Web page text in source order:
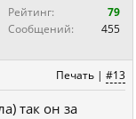
Рейтинг:
79
Сообщений:
455
Печать | #13
так он за